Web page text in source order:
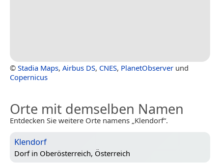
© Stadia Maps, Airbus DS, CNES, PlanetObserver und
Copernicus
Orte mit demselben Namen
Entdecken Sie weitere Orte namens „Klendorf“.
Klendorf
Dorf in Oberösterreich, Österreich